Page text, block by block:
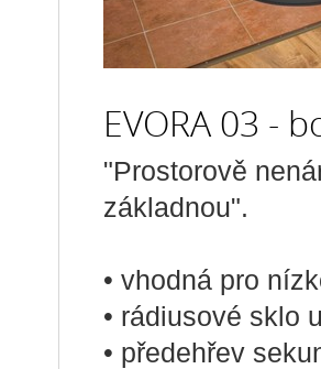
EVORA 03 -
"Prostorově
základnou".
• vhodná pro
• rádiusové sklo
• předehřev